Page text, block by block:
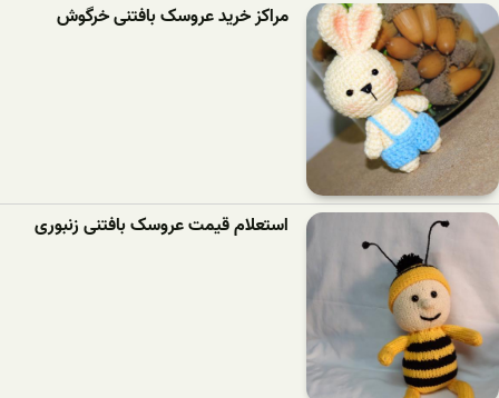
مراکز خرید عروسک بافتنی خرگوش
استعلام قیمت عروسک بافتنی زنبوری